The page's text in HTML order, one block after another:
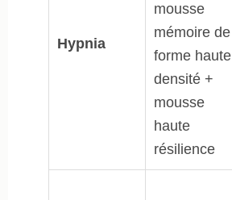
Hypnia
mousse
mémoire de
forme haute
densité +
mousse
haute
résilience